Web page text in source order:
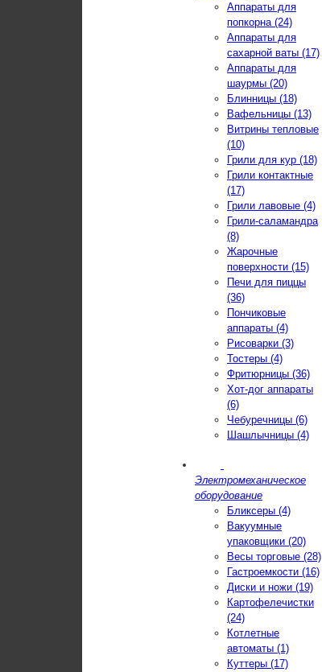
Аппараты для
попкорна (24)
Аппараты для
сахарной ваты (17)
Аппараты для
шаурмы (20)
Блинницы (18)
Вафельницы (13)
Витрины тепловые
(10)
Грили для кур (18)
Грили контактные
(17)
Грили лавовые (4)
Грили-саламандра
(8)
Жарочные
поверхности (15)
Печи для пиццы
(36)
Пончиковые
аппараты (4)
Рисоварки (3)
Тостеры (4)
Фритюрницы (36)
Хот-дог аппараты
(6)
Чебуречницы (6)
Шашлычницы (4)
Электромеханическое
оборудование
Бликсеры (4)
Вакуумные
упаковщики (20)
Весы торговые (28)
Гастроемкости (16)
Диски и ножи (19)
Картофелечистки
(24)
Котлетные
автоматы (1)
Куттеры (17)